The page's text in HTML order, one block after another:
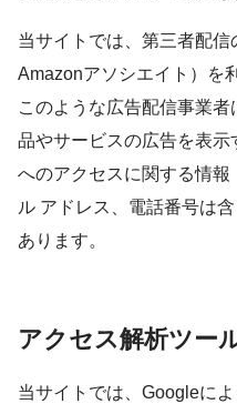
当サイトでは、第三者配信
Amazonアソシエイト）を
このような広告配信事業
品やサービスの広告を表示
へのアクセスに関する情
ル アドレス、電話番号は
あります。
アクセス解析ツー
当サイトでは、Googleに